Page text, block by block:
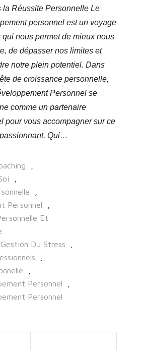
la Réussite Personnelle Le
personnel est un voyage
qui nous permet de mieux nous
de dépasser nos limites et
notre plein potentiel. Dans
de croissance personnelle,
Personnel se
comme un partenaire
pour vous accompagner sur ce
Qui…
Personnel
Et
Gestion Du Stress
Personnel
Personnel